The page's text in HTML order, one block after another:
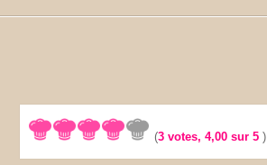
(3 votes,4,00 sur 5)